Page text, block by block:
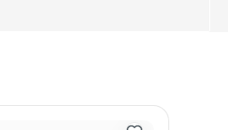
продуктов